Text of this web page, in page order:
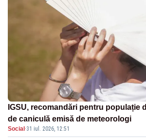
IGSU, recomandări pentru populație
de caniculă emisă de meteorologi
Social ·31 iul. 2026, 12:51